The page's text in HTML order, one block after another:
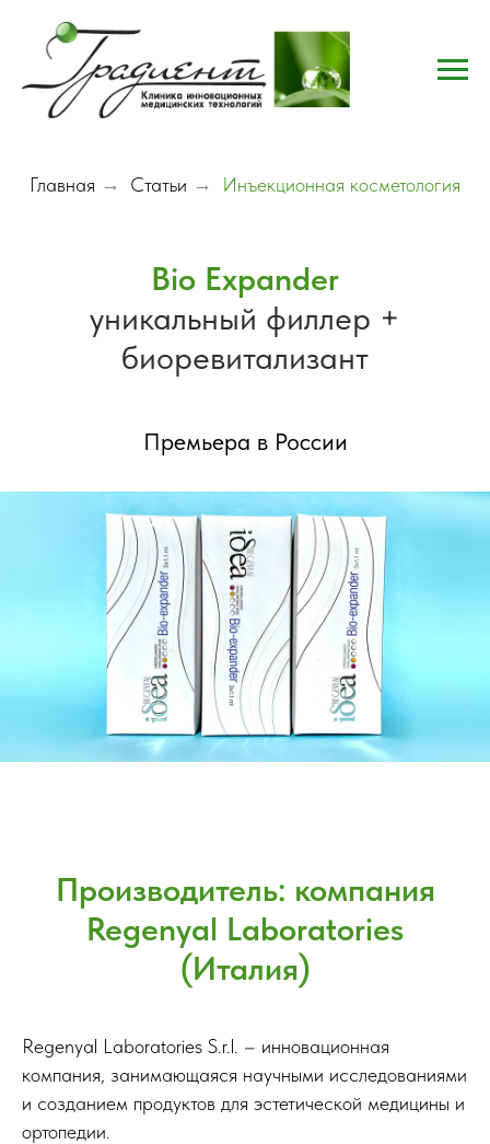
Главная → Статьи → Инъекционная косметология
Bio Expander
уникальный филлер +
биоревитализант
Премьера в России
Производитель: компания
Regenyal Laboratories
(Италия)
Regenyal Laboratories S.r.l. – инновационная
компания, занимающаяся научными исследованиями
и созданием продуктов для эстетической медицины и
ортопедии.